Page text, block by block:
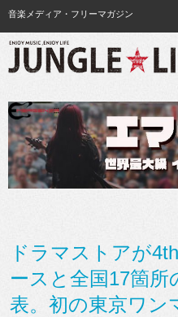
音楽メディア・フリーマガジン
ドラマストアが
ースと全国17箇
表。初の東京ワン